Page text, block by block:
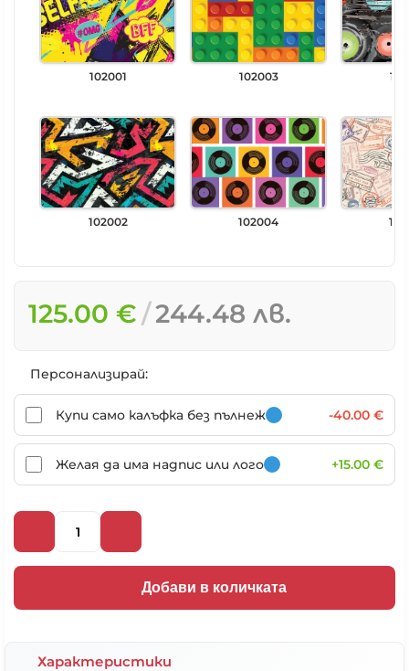
102001
102002
102003
102004
125.00 € 244.48 лв.
Персонализирай:
Купи само калъфка без пълнеж -40.00 €
Желая да има надпис или лого +15.00 €
Добави в количката
Характеристики